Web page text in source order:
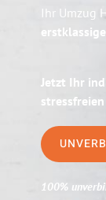
Ihr Umzug
Jetzt Ihr
100%